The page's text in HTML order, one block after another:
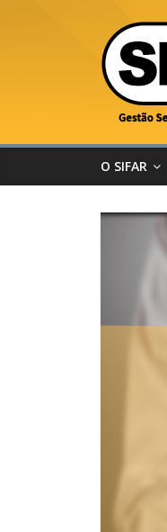
O SIFAR